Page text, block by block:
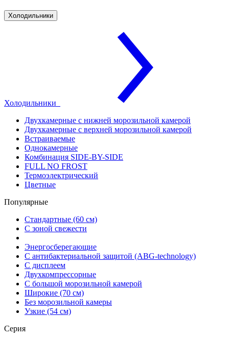
Холодильники
Холодильники
Двухкамерные с нижней морозильной камерой
Двухкамерные с верхней морозильной камерой
Встраиваемые
Однокамерные
Комбинация SIDE-BY-SIDE
FULL NO FROST
Термоэлектрический
Цветные
Популярные
Стандартные (60 см)
С зоной свежести
Энергосберегающие
С антибактериальной защитой (ABG-technology)
С дисплеем
Двухкомпрессорные
С большой морозильной камерой
Широкие (70 см)
Без морозильной камеры
Узкие (54 см)
Серия